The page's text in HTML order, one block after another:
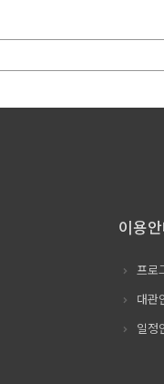
이용
프로
대관
일정